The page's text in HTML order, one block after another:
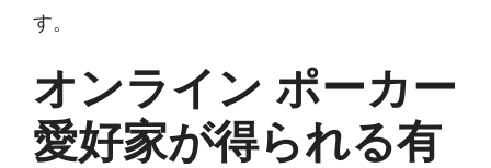
す。
オンライン ポーカー
愛好家が得られる有